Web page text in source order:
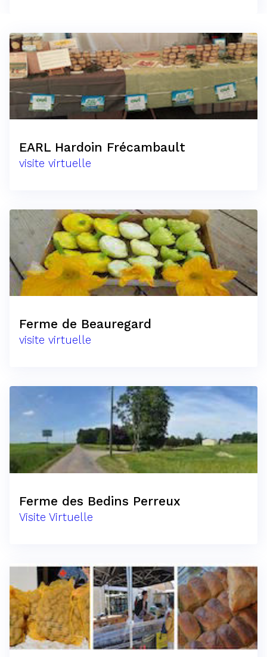
EARL Hardoin Frécambault
visite virtuelle
Ferme de Beauregard
visite virtuelle
Ferme des Bedins Perreux
Visite Virtuelle